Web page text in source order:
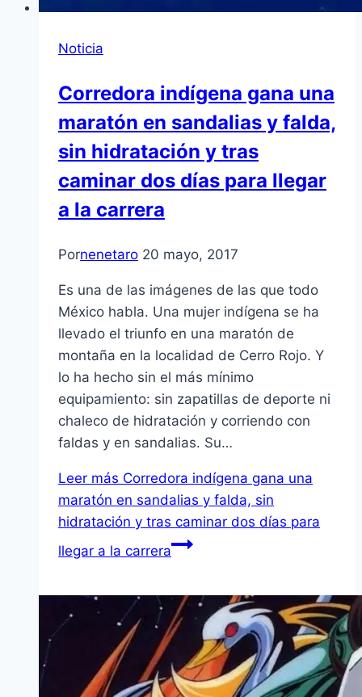
Noticia
Corredora indígena gana una
maratón en sandalias y falda,
sin hidratación y tras
caminar dos días para llegar
a la carrera
Pornenetaro 20 mayo, 2017
Es una de las imágenes de las que todo
México habla. Una mujer indígena se ha
llevado el triunfo en una maratón de
montaña en la localidad de Cerro Rojo. Y
lo ha hecho sin el más mínimo
equipamiento: sin zapatillas de deporte ni
chaleco de hidratación y corriendo con
faldas y en sandalias. Su…
Leer más Corredora indígena gana una
maratón en sandalias y falda, sin
hidratación y tras caminar dos días para
llegar a la carrera